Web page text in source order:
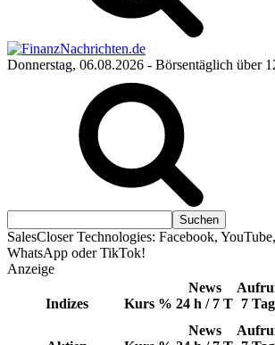
Donnerstag, 06.08.2026 - Börsentäglich über
SalesCloser Technologies: Facebook,
WhatsApp oder TikTok!
Anzeige
Indizes Kurs %
News
24 h / 7 T 7
News